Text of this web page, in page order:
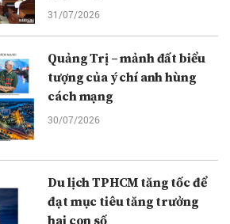
31/07/2026
Quảng Trị – mảnh đất biểu
tượng của ý chí anh hùng
cách mạng
30/07/2026
Du lịch TPHCM tăng tốc để
đạt mục tiêu tăng trưởng
hai con số